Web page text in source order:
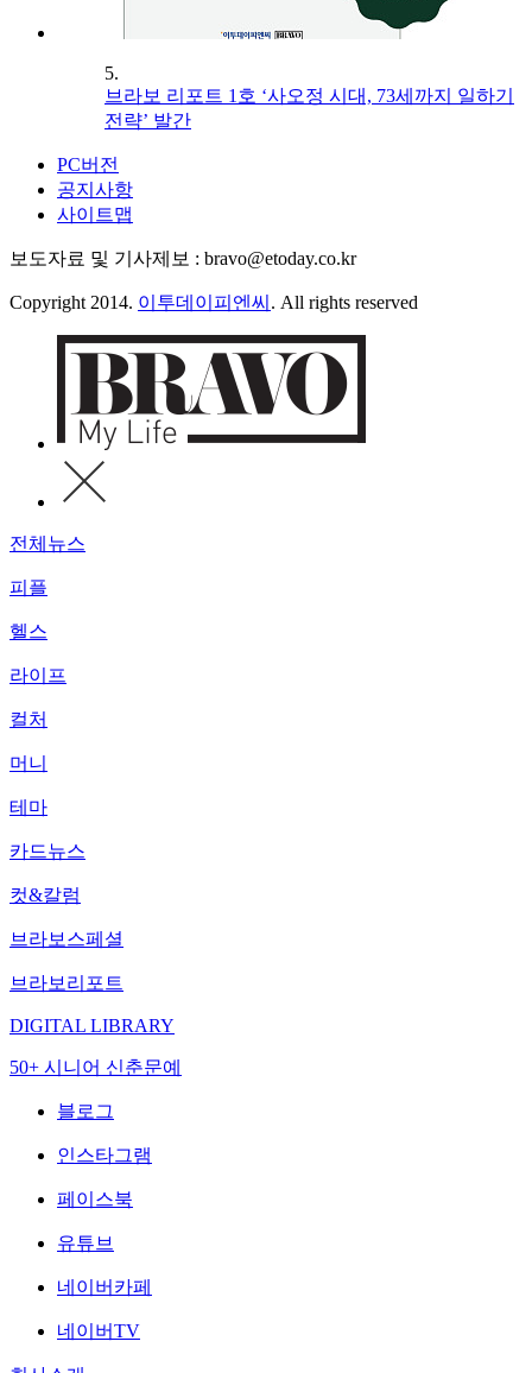
5.
브라보 리포트 1호 ‘사오정 시대, 73세까지 일하기
전략’ 발간
PC버전
공지사항
사이트맵
보도자료 및 기사제보 : bravo@etoday.co.kr
Copyright 2014. 이투데이피엔씨 . All rights reserved
전체뉴스
피플
헬스
라이프
컬처
머니
테마
카드뉴스
컷&칼럼
브라보스페셜
브라보리포트
DIGITAL LIBRARY
50+ 시니어 신춘문예
블로그
인스타그램
페이스북
유튜브
네이버카페
네이버TV